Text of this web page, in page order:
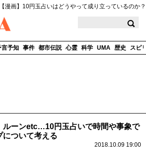
【漫画】10円玉占いはどうやって成り立っているのか？
言予知 事件 都市伝説 心霊 科学 UMA 歴史 スピ
ルーンetc…10円玉占いで時間や事象で
について考える
2018.10.09 19:00